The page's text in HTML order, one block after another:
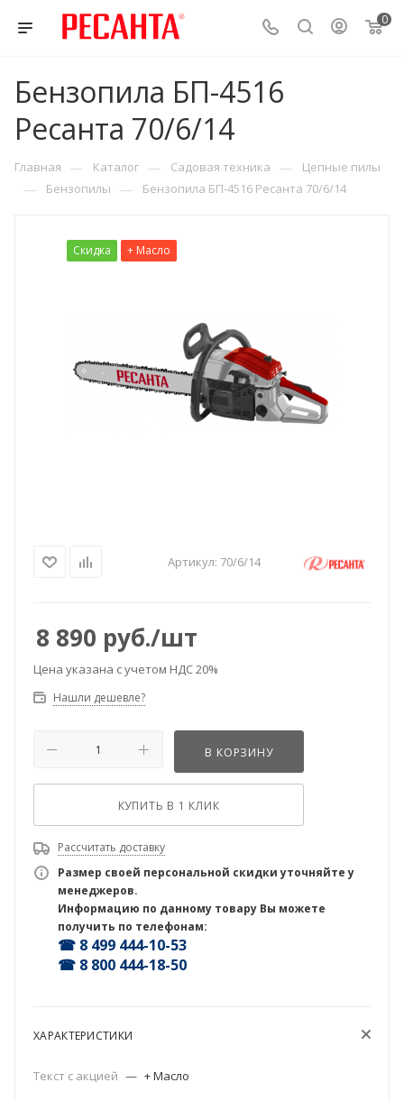
0
Бензопила БП-4516
Ресанта 70/6/14
Главная — Каталог — Садовая техника — Цепные пилы
— Бензопилы — Бензопила БП-4516 Ресанта 70/6/14
Скидка + Масло
Артикул: 70/6/14
8 890 руб./шт
Цена указана с учетом НДС 20%
Нашли дешевле?
В КОРЗИНУ
КУПИТЬ В 1 КЛИК
Рассчитать доставку
Размер своей персональной скидки уточняйте у
менеджеров.
Информацию по данному товару Вы можете
получить по телефонам:
☎ 8 499 444-10-53
☎ 8 800 444-18-50
ХАРАКТЕРИСТИКИ
Текст с акцией — + Масло